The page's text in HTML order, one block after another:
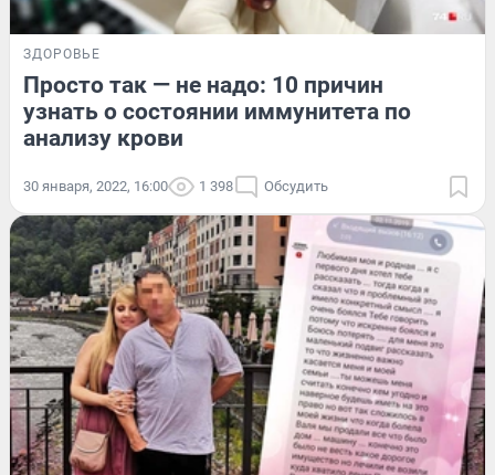
ЗДОРОВЬЕ
Просто так — не надо: 10 причин
узнать о состоянии иммунитета по
анализу крови
30 января, 2022, 16:00 1 398 Обсудить